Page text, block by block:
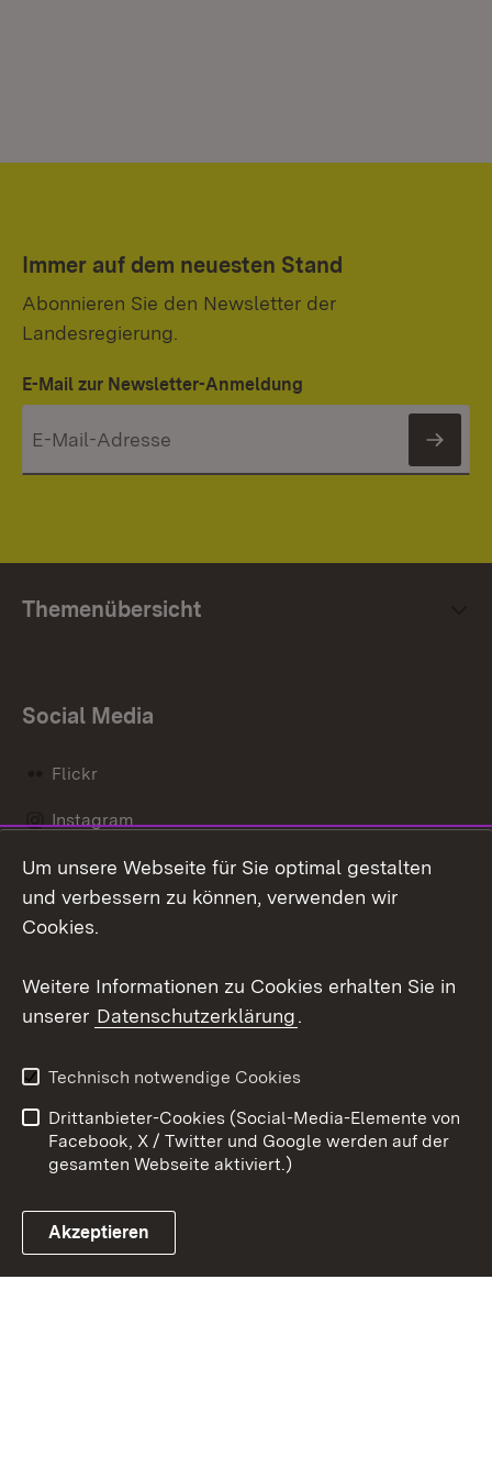
Immer auf dem neuesten Stand
Abonnieren Sie den Newsletter der
Landesregierung.
E-Mail zur Newsletter-Anmeldung
Themenübersicht
Social Media
Flickr
Instagram
Social Wall
Link zum Landesportal
Barrierefreiheit
Benutzungshinweise
Impressum
Cookies
Um unsere Webseite für Sie optimal gestalten
und verbessern zu können, verwenden wir
Cookies.
Weitere Informationen zu Cookies erhalten Sie in
unserer Datenschutzerklärung.
Technisch notwendige Cookies
Drittanbieter-Cookies (Social-Media-Elemente von
Facebook, X / Twitter und Google werden auf der
gesamten Webseite aktiviert.)
Akzeptieren